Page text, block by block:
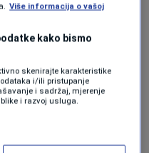
RBiH, davali smo
nisu pripadnici
za N1.
i teško ranjenih.
hranu, a mnogi na
Više informacija o vašoj
kako bismo
skenirajte karakteristike
i/ili pristupanje
i sadržaj, mjerenje
i razvoj usluga.